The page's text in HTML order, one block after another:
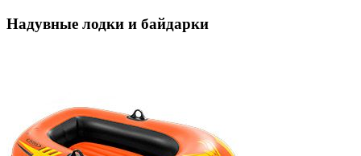
Надувные лодки и байдарки